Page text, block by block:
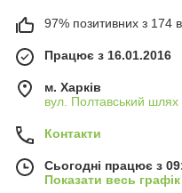
97% позитивних з 174
Працює з 16.01.2016
м. Харків
вул. Полтавський шлях
Контакти
Сьогодні працює з
Показати весь